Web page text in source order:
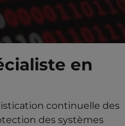
en
continuelle des
des systèmes